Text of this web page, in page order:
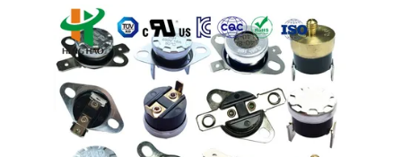
NOUVELLES
TOUS